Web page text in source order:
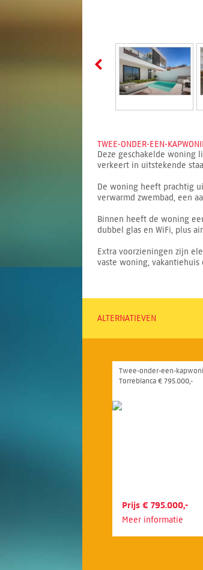
TWEE-ONDER-EEN-
Deze geschakelde woning
verkeert in uitstekende
De woning heeft prachtig
verwarmd zwembad, een
Binnen heeft de woning
dubbel glas en WiFi, plus
Extra voorzieningen zijn
vaste woning,
ALTERNATIEVEN
Twee-onder-een-
Torreblanca € 795.000,-
Prijs € 795.000,-
Meer informatie